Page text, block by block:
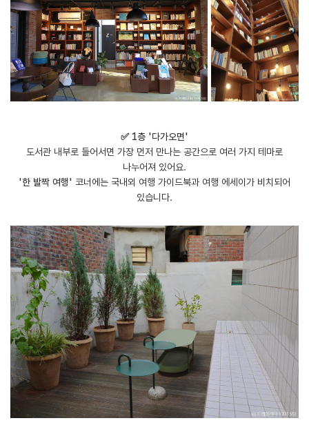
✅ 1층 '다가오면'
도서관 내부로 들어서면 가장 먼저 만나는 공간으로 여러 가지 테마로
나누어져 있어요.
'한 발짝 여행' 코너에는 국내외 여행 가이드북과 여행 에세이가 비치되어
있습니다.